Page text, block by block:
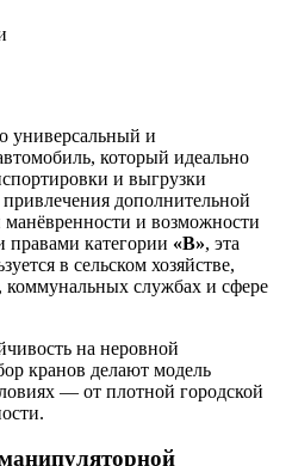
универсальный и
который идеально
и выгрузки
дополнительной
и возможности
правами категории «B», эта
в сельском хозяйстве,
коммунальных службах и сфере
на неровной
кранов делают модель
— от плотной городской